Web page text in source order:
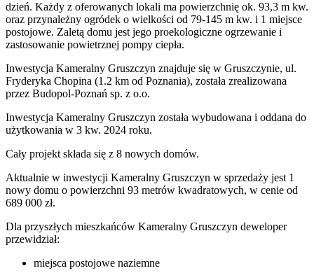
dzień. Każdy z oferowanych lokali ma powierzchnię ok. 93,3 m kw.
oraz przynależny ogródek o wielkości od 79-145 m kw. i 1 miejsce
postojowe. Zaletą domu jest jego proekologiczne ogrzewanie i
zastosowanie powietrznej pompy ciepła.
Inwestycja Kameralny Gruszczyn znajduje się w Gruszczynie, ul.
Fryderyka Chopina (1.2 km od Poznania), została zrealizowana
przez Budopol-Poznań sp. z o.o.
Inwestycja Kameralny Gruszczyn została wybudowana i oddana do
użytkowania w 3 kw. 2024 roku.
Cały projekt składa się z 8 nowych domów.
Aktualnie w inwestycji Kameralny Gruszczyn w sprzedaży jest 1
nowy domu o powierzchni 93 metrów kwadratowych, w cenie od
689 000 zł.
Dla przyszłych mieszkańców Kameralny Gruszczyn deweloper
przewidział:
miejsca postojowe naziemne